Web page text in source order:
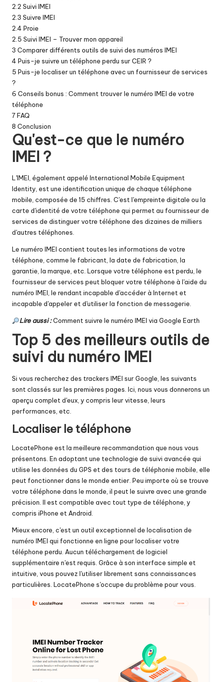
2.2 Suivi IMEI
2.3 Suivre IMEI
2.4 Proie
2.5 Suivi IMEI – Trouver mon appareil
3 Comparer différents outils de suivi des numéros IMEI
4 Puis-je suivre un téléphone perdu sur CEIR ?
5 Puis-je localiser un téléphone avec un fournisseur de services
?
6 Conseils bonus : Comment trouver le numéro IMEI de votre
téléphone
7FAQ
8 Conclusion
Qu'est-ce que le numéro
IMEI ?
L'IMEI, également appelé International Mobile Equipment
Identity, est une identification unique de chaque téléphone
mobile, composée de 15 chiffres. C'est l'empreinte digitale ou la
carte d'identité de votre téléphone qui permet au fournisseur de
services de distinguer votre téléphone des dizaines de milliers
d'autres téléphones.
Le numéro IMEI contient toutes les informations de votre
téléphone, comme le fabricant, la date de fabrication, la
garantie, la marque, etc. Lorsque votre téléphone est perdu, le
fournisseur de services peut bloquer votre téléphone à l'aide du
numéro IMEI, le rendant incapable d'accéder à Internet et
incapable d'appeler et d'utiliser la fonction de messagerie.
Lire aussi : Comment suivre le numéro IMEI via Google Earth
Top 5 des meilleurs outils de
suivi du numéro IMEI
Si vous recherchez des trackers IMEI sur Google, les suivants
sont classés sur les premières pages. Ici, nous vous donnerons un
aperçu complet d'eux, y compris leur vitesse, leurs
performances, etc.
Localiser le téléphone
LocatePhone est la meilleure recommandation que nous vous
présentons. En adoptant une technologie de suivi avancée qui
utilise les données du GPS et des tours de téléphonie mobile, elle
peut fonctionner dans le monde entier. Peu importe où se trouve
votre téléphone dans le monde, il peut le suivre avec une grande
précision. Il est compatible avec tout type de téléphone, y
compris iPhone et Android.
Mieux encore, c'est un outil exceptionnel de localisation de
numéro IMEI qui fonctionne en ligne pour localiser votre
téléphone perdu. Aucun téléchargement de logiciel
supplémentaire n'est requis. Grâce à son interface simple et
intuitive, vous pouvez l'utiliser librement sans connaissances
particulières. LocatePhone s'occupe du problème pour vous.